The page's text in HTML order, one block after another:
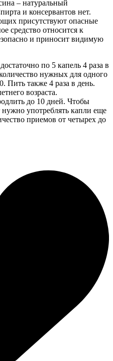
– натуральный
и консервантов нет.
присутствуют опасные
средство относится к
и приносит видимую
по 5 капель 4 раза в
нужных для одного
Пить также 4 раза в день.
возраста.
до 10 дней. Чтобы
употреблять капли еще
приемов от четырех до